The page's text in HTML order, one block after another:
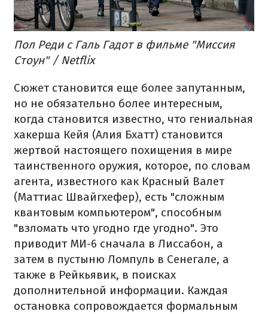
Пол Реди с Галь Гадот в фильме "Миссия
Стоун" / Netflix
Сюжет становится еще более запутанным,
но не обязательно более интересным,
когда становится известно, что гениальная
хакерша Кейя (Алия Бхатт) становится
жертвой настоящего похищения в мире
таинственного оружия, которое, по словам
агента, известного как Красный Валет
(Маттиас Швайгхефер), есть "сложным
квантовым компьютером", способным
"взломать что угодно где угодно". Это
приводит МИ-6 сначала в Лиссабон, а
затем в пустыню Ломпуль в Сенегале, а
также в Рейкьявик, в поисках
дополнительной информации. Каждая
остановка сопровождается формальным